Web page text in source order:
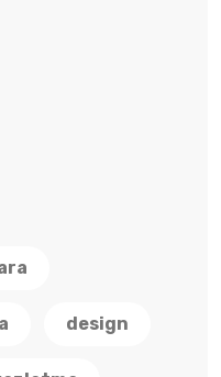
design